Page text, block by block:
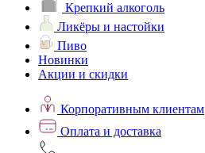
Крепкий алкоголь
Ликёры и настойки
Пиво
Новинки
Акции и скидки
Корпоративным клиентам
Оплата и доставка